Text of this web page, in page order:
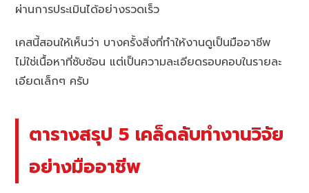
ผ่านการประเมินได้อย่างรวดเร็ว
เคสนี้สอนให้เห็นว่า บางครั้งสิ่งที่ทำให้งานดูเป็นมืออาชีพ
ไม่ใช่เนื้อหาที่ซับซ้อน แต่เป็นความละเอียดรอบคอบในรายละ
เอียดเล็กๆ ครับ
ตารางสรุป 5 เคล็ดลับทำงานวิจัย
อย่างมืออาชีพ